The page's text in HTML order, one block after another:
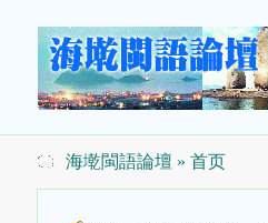
海墘閩語論壇 » 首页